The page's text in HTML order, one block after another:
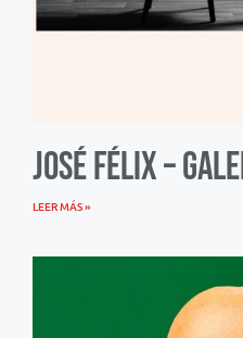
José Félix –
LEER MÁS »